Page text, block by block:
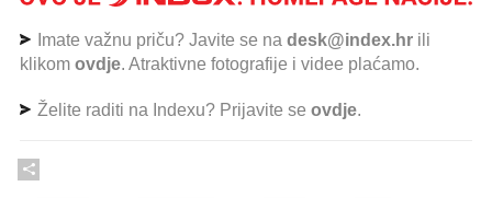
Imate važnu priču? Javite se na desk@index.hr ili
klikom ovdje. Atraktivne fotografije i videe plaćamo.
Želite raditi na Indexu? Prijavite se ovdje.